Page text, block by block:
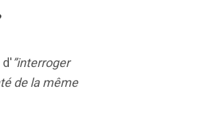
d'”interroger
de la même